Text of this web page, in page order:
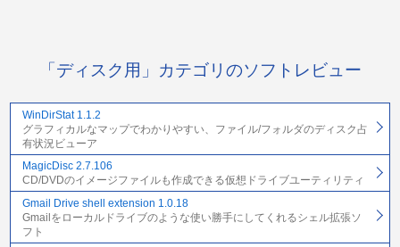
「ディスク用」カテゴリのソフトレビュー
WinDirStat 1.1.2
グラフィカルなマップでわかりやすい、ファイル/フォルダのディスク占
有状況ビューア
MagicDisc 2.7.106
CD/DVDのイメージファイルも作成できる仮想ドライブユーティリティ
Gmail Drive shell extension 1.0.18
Gmailをローカルドライブのような使い勝手にしてくれるシェル拡張ソ
フト